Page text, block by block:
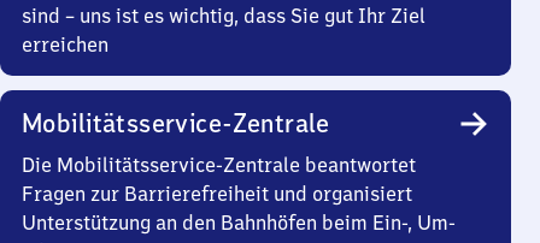
sind – uns ist es wichtig, dass Sie gut Ihr Ziel
erreichen
Mobilitätsservice-Zentrale
Die Mobilitätsservice-Zentrale beantwortet
Fragen zur Barrierefreiheit und organisiert
Unterstützung an den Bahnhöfen beim Ein-, Um-